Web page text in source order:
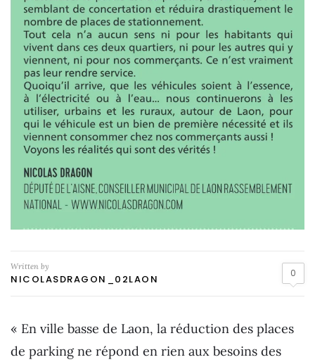
Written by
NICOLASDRAGON_02LAON 0
« En ville basse de Laon, la réduction des places
de parking ne répond en rien aux besoins des